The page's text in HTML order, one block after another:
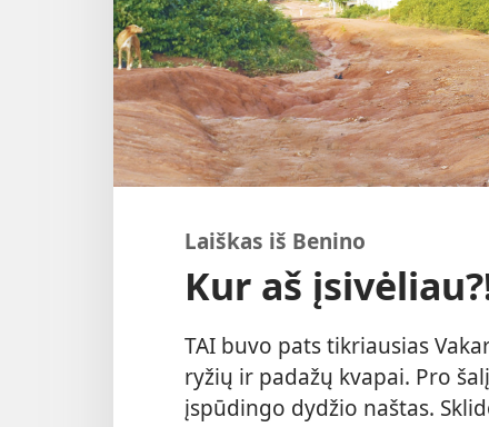
Laiškas iš Benino
Kur aš
TAI buvo pats tikriausias
ryžių ir padažų kvapai. Pro
įspūdingo dydžio naštas.